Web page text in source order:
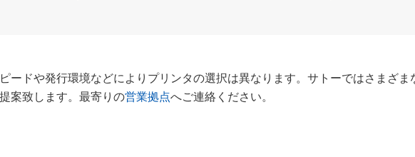
ードや発行環境などによりプリンタの選択は異なります。サトーではさまざま
案致します。最寄りの営業拠点へご連絡ください。